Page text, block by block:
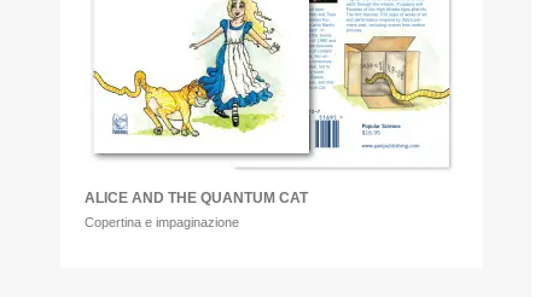
ALICE AND THE QUANTUM CAT
Copertina e impaginazione